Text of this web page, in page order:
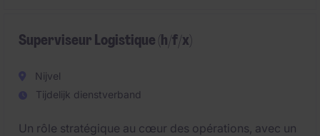
Superviseur Logistique (h/f/x)
Nijvel
Tijdelijk dienstverband
Un rôle stratégique au cœur des opérations, avec un